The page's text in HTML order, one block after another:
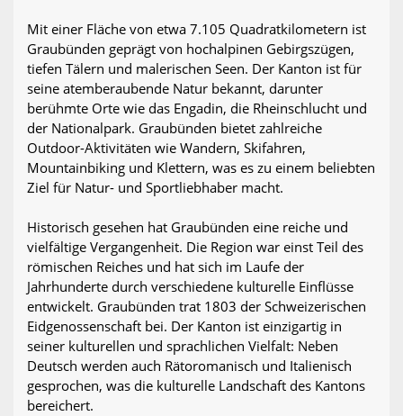
Mit einer Fläche von etwa 7.105 Quadratkilometern ist
Graubünden geprägt von hochalpinen Gebirgszügen,
tiefen Tälern und malerischen Seen. Der Kanton ist für
seine atemberaubende Natur bekannt, darunter
berühmte Orte wie das Engadin, die Rheinschlucht und
der Nationalpark. Graubünden bietet zahlreiche
Outdoor-Aktivitäten wie Wandern, Skifahren,
Mountainbiking und Klettern, was es zu einem beliebten
Ziel für Natur- und Sportliebhaber macht.
Historisch gesehen hat Graubünden eine reiche und
vielfältige Vergangenheit. Die Region war einst Teil des
römischen Reiches und hat sich im Laufe der
Jahrhunderte durch verschiedene kulturelle Einflüsse
entwickelt. Graubünden trat 1803 der Schweizerischen
Eidgenossenschaft bei. Der Kanton ist einzigartig in
seiner kulturellen und sprachlichen Vielfalt: Neben
Deutsch werden auch Rätoromanisch und Italienisch
gesprochen, was die kulturelle Landschaft des Kantons
bereichert.